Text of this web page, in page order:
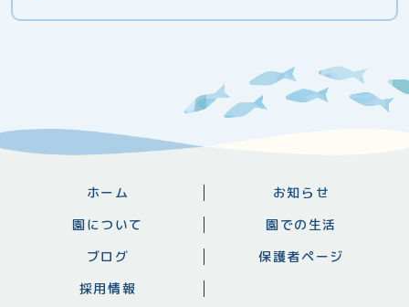
ホーム
お知らせ
園について
園での生活
ブログ
保護者ページ
採用情報